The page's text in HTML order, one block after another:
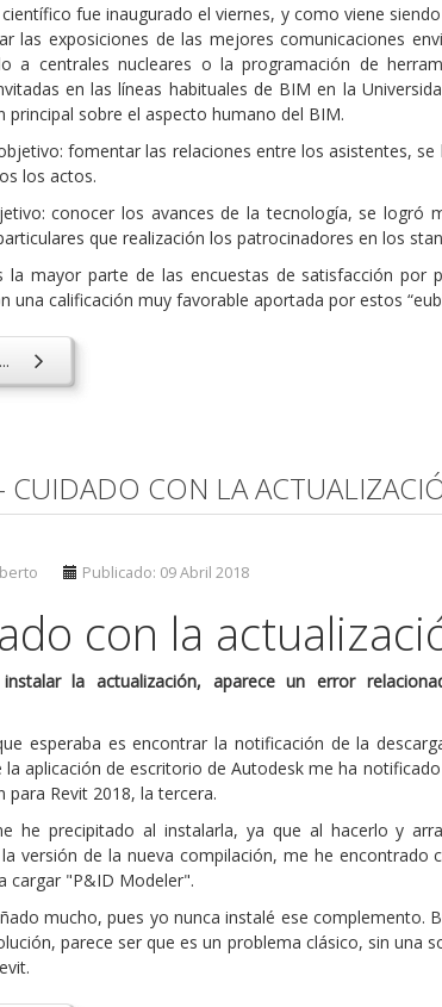
fue inaugurado el viernes, y como viene
las exposiciones de las mejores comunicaciones
a centrales nucleares o la programación de
en las líneas habituales de BIM en la
principal sobre el aspecto humano del BIM.
fomentar las relaciones entre los asistentes,
los actos.
conocer los avances de la tecnología, se logró
que realización los patrocinadores en los
la mayor parte de las encuestas de satisfacción
una calificación muy favorable aportada por estos
CUIDADO CON LA
Publicado: 09 Abril 2018
con la
la actualización, aparece un error
esperaba es encontrar la notificación de la
la aplicación de escritorio de Autodesk me ha
para Revit 2018, la tercera.
he precipitado al instalarla, ya que al hacerlo y
versión de la nueva compilación, me he encontrado
cargar "P&ID Modeler".
mucho, pues yo nunca instalé ese complemento.
parece ser que es un problema clásico, sin una